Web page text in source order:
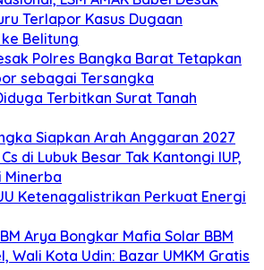
Terlapor Kasus Dugaan
Belitung
Polres Bangka Barat Tetapkan
sebagai Tersangka
Terbitkan Surat Tanah
Siapkan Arah Anggaran 2027
di Lubuk Besar Tak Kantongi IUP,
Minerba
Ketenagalistrikan Perkuat Energi
Arya Bongkar Mafia Solar BBM
Wali Kota Udin: Bazar UMKM Gratis